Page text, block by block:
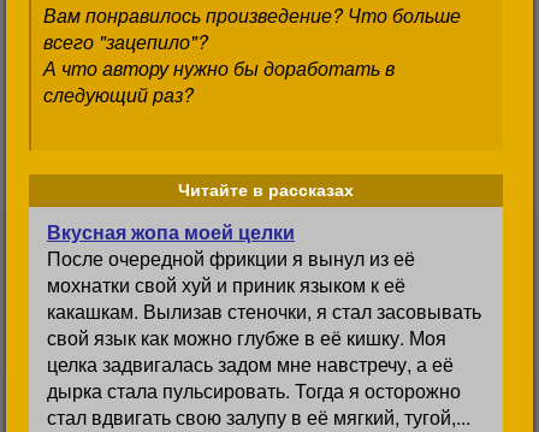
Вам понравилось произведение? Что больше
всего "зацепило"?
А что автору нужно бы доработать в
следующий раз?
Читайте в рассказах
Вкусная жопа моей целки
После очередной фрикции я вынул из её
мохнатки свой хуй и приник языком к её
какашкам. Вылизав стеночки, я стал засовывать
свой язык как можно глубже в её кишку. Моя
целка задвигалась задом мне навстречу, а её
дырка стала пульсировать. Тогда я осторожно
стал вдвигать свою залупу в её мягкий, тугой,...